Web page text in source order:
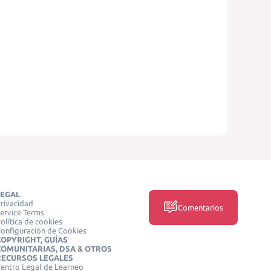
Terms
de cookies
de Cookies
GUÍAS
DSA & OTROS
LEGALES
Legal de Learneo
Comentarios